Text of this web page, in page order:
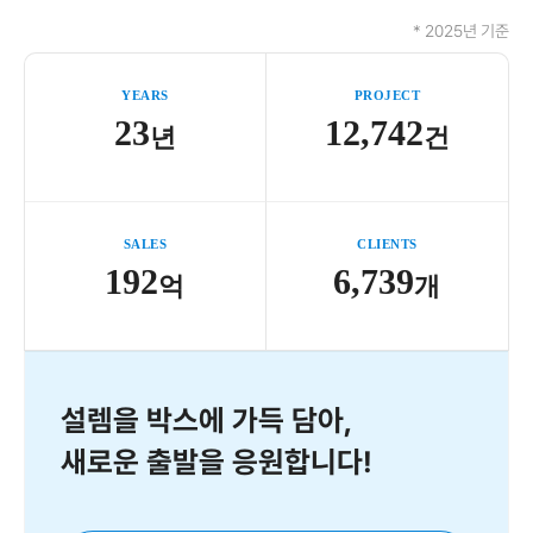
* 2025년 기준
YEARS
23년
PROJECT
12,742건
SALES
192억
CLIENTS
6,739개
설렘을 박스에 가득 담아,
새로운 출발을 응원합니다!